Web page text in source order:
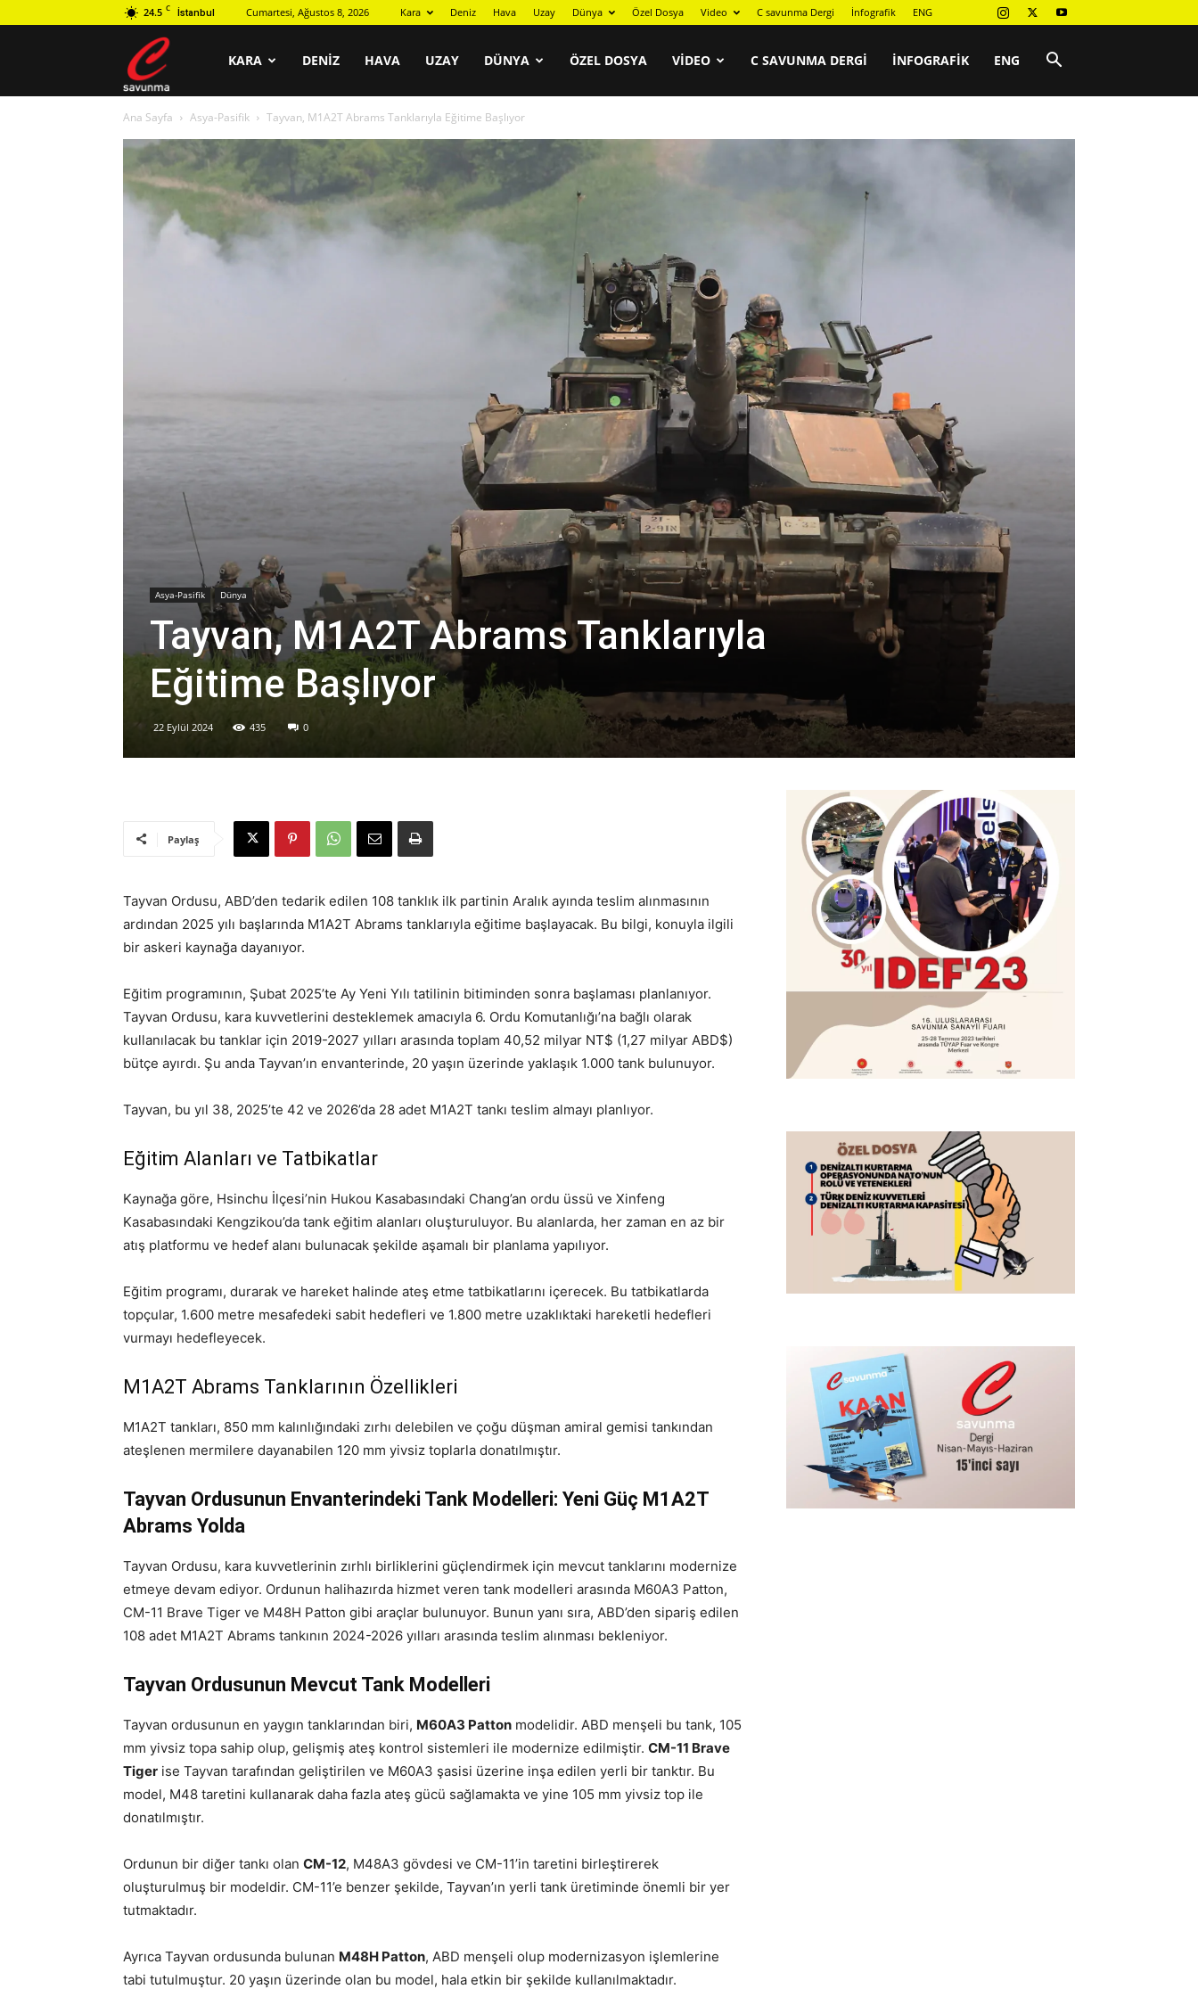
24.5 C İstanbul Cumartesi, Ağustos 8, 2026 Kara Deniz Hava Uzay Dünya Özel Dosya Video C savunma Dergi İnfografik ENG
KARA DENIZ HAVA UZAY DÜNYA ÖZEL DOSYA VIDEO C SAVUNMA DERGI İNFOGRAFIK ENG
Ana Sayfa Asya-Pasifik Tayvan, M1A2T Abrams Tanklarıyla Eğitime Başlıyor
Asya-Pasifik Dünya
Tayvan, M1A2T Abrams Tanklarıyla
Eğitime Başlıyor
22 Eylül 2024 435 0
Paylaş
Tayvan Ordusu, ABD’den tedarik edilen 108 tanklık ilk partinin Aralık ayında teslim alınmasının
ardından 2025 yılı başlarında M1A2T Abrams tanklarıyla eğitime başlayacak. Bu bilgi, konuyla ilgili
bir askeri kaynağa dayanıyor.
Eğitim programının, Şubat 2025’te Ay Yeni Yılı tatilinin bitiminden sonra başlaması planlanıyor.
Tayvan Ordusu, kara kuvvetlerini desteklemek amacıyla 6. Ordu Komutanlığı’na bağlı olarak
kullanılacak bu tanklar için 2019-2027 yılları arasında toplam 40,52 milyar NT$ (1,27 milyar ABD$)
bütçe ayırdı. Şu anda Tayvan’ın envanterinde, 20 yaşın üzerinde yaklaşık 1.000 tank bulunuyor.
Tayvan, bu yıl 38, 2025’te 42 ve 2026’da 28 adet M1A2T tankı teslim almayı planlıyor.
Eğitim Alanları ve Tatbikatlar
Kaynağa göre, Hsinchu İlçesi’nin Hukou Kasabasındaki Chang’an ordu üssü ve Xinfeng
Kasabasındaki Kengzikou’da tank eğitim alanları oluşturuluyor. Bu alanlarda, her zaman en az bir
atış platformu ve hedef alanı bulunacak şekilde aşamalı bir planlama yapılıyor.
Eğitim programı, durarak ve hareket halinde ateş etme tatbikatlarını içerecek. Bu tatbikatlarda
topçular, 1.600 metre mesafedeki sabit hedefleri ve 1.800 metre uzaklıktaki hareketli hedefleri
vurmayı hedefleyecek.
M1A2T Abrams Tanklarının Özellikleri
M1A2T tankları, 850 mm kalınlığındaki zırhı delebilen ve çoğu düşman amiral gemisi tankından
ateşlenen mermilere dayanabilen 120 mm yivsiz toplarla donatılmıştır.
Tayvan Ordusunun Envanterindeki Tank Modelleri: Yeni Güç M1A2T
Abrams Yolda
Tayvan Ordusu, kara kuvvetlerinin zırhlı birliklerini güçlendirmek için mevcut tanklarını modernize
etmeye devam ediyor. Ordunun halihazırda hizmet veren tank modelleri arasında M60A3 Patton,
CM-11 Brave Tiger ve M48H Patton gibi araçlar bulunuyor. Bunun yanı sıra, ABD’den sipariş edilen
108 adet M1A2T Abrams tankının 2024-2026 yılları arasında teslim alınması bekleniyor.
Tayvan Ordusunun Mevcut Tank Modelleri
Tayvan ordusunun en yaygın tanklarından biri, M60A3 Patton modelidir. ABD menşeli bu tank, 105
mm yivsiz topa sahip olup, gelişmiş ateş kontrol sistemleri ile modernize edilmiştir. CM-11 Brave
Tiger ise Tayvan tarafından geliştirilen ve M60A3 şasisi üzerine inşa edilen yerli bir tanktır. Bu
model, M48 taretini kullanarak daha fazla ateş gücü sağlamakta ve yine 105 mm yivsiz top ile
donatılmıştır.
Ordunun bir diğer tankı olan CM-12, M48A3 gövdesi ve CM-11’in taretini birleştirerek
oluşturulmuş bir modeldir. CM-11’e benzer şekilde, Tayvan’ın yerli tank üretiminde önemli bir yer
tutmaktadır.
Ayrıca Tayvan ordusunda bulunan M48H Patton, ABD menşeli olup modernizasyon işlemlerine
tabi tutulmuştur. 20 yaşın üzerinde olan bu model, hala etkin bir şekilde kullanılmaktadır.